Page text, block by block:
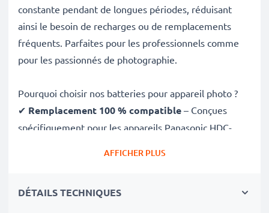
constante pendant de longues périodes, réduisant
ainsi le besoin de recharges ou de remplacements
fréquents. Parfaites pour les professionnels comme
pour les passionnés de photographie.
Pourquoi choisir nos batteries pour appareil photo ?
✔ Remplacement 100 % compatible – Conçues
spécifiquement pour les appareils Panasonic HDC-
2200mAh 7.4V pour de longues séances photo avec
AFFICHER PLUS
DÉTAILS TECHNIQUES